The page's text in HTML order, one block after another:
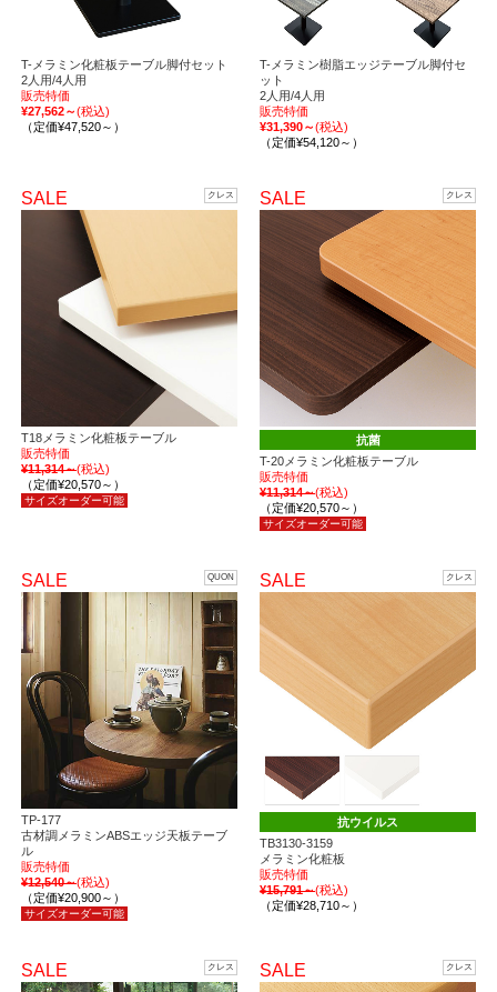
T-メラミン化粧板テーブル脚付セット
2人用/4人用
販売特価
¥27,562～(税込)
（定価¥47,520～）
T-メラミン樹脂エッジテーブル脚付セ
ット
2人用/4人用
販売特価
¥31,390～(税込)
（定価¥54,120～）
SALE クレス
T18メラミン化粧板テーブル
販売特価
¥11,314～(税込)
（定価¥20,570～）
サイズオーダー可能
SALE クレス
抗菌
T-20メラミン化粧板テーブル
販売特価
¥11,314～(税込)
（定価¥20,570～）
サイズオーダー可能
SALE QUON
TP-177
古材調メラミンABSエッジ天板テーブ
ル
販売特価
¥12,540～(税込)
（定価¥20,900～）
サイズオーダー可能
SALE クレス
抗ウイルス
TB3130-3159
メラミン化粧板
販売特価
¥15,791～(税込)
（定価¥28,710～）
SALE クレス SALE クレス